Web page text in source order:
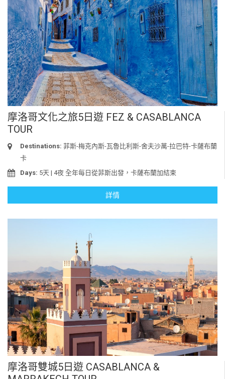
摩洛哥文化之旅5日遊 FEZ & CASABLANCA
TOUR
Destinations: 菲斯-梅克內斯-瓦魯比利斯-舍夫沙萬-拉巴特-卡薩布蘭
卡
Days: 5天 | 4夜 全年每日從菲斯出發，卡薩布蘭加結束
詳情
摩洛哥雙城5日遊 CASABLANCA &